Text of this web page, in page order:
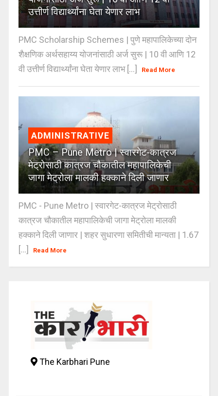
उत्तीर्ण विद्यार्थ्यांना घेता येणार लाभ
PMC Scholarship Schemes | पुणे महापालिकेच्या दोन
शैक्षणिक अर्थसहाय्य योजनांसाठी अर्ज सुरू | 10 वी आणि 12
वी उत्तीर्ण विद्यार्थ्यांना घेता येणार लाभ [...]
Read More
ADMINISTRATIVE
PMC – Pune Metro | स्वारगेट-कात्रज
मेट्रोसाठी कात्रज चौकातील महापालिकेची
जागा मेट्रोला मालकी हक्काने दिली जाणार
PMC - Pune Metro | स्वारगेट-कात्रज मेट्रोसाठी
कात्रज चौकातील महापालिकेची जागा मेट्रोला मालकी
हक्काने दिली जाणार | शहर सुधारणा समितीची मान्यता | 1.67
[...]
Read More
The Karbhari Pune